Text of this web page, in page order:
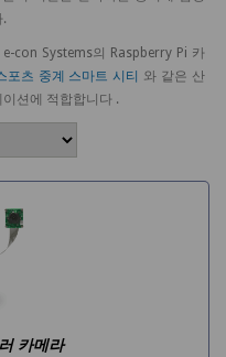
con Systems의 Raspberry Pi 카
포츠 중계 스마트 시티 와 같은 산
션에 적합합니다 .
카메라